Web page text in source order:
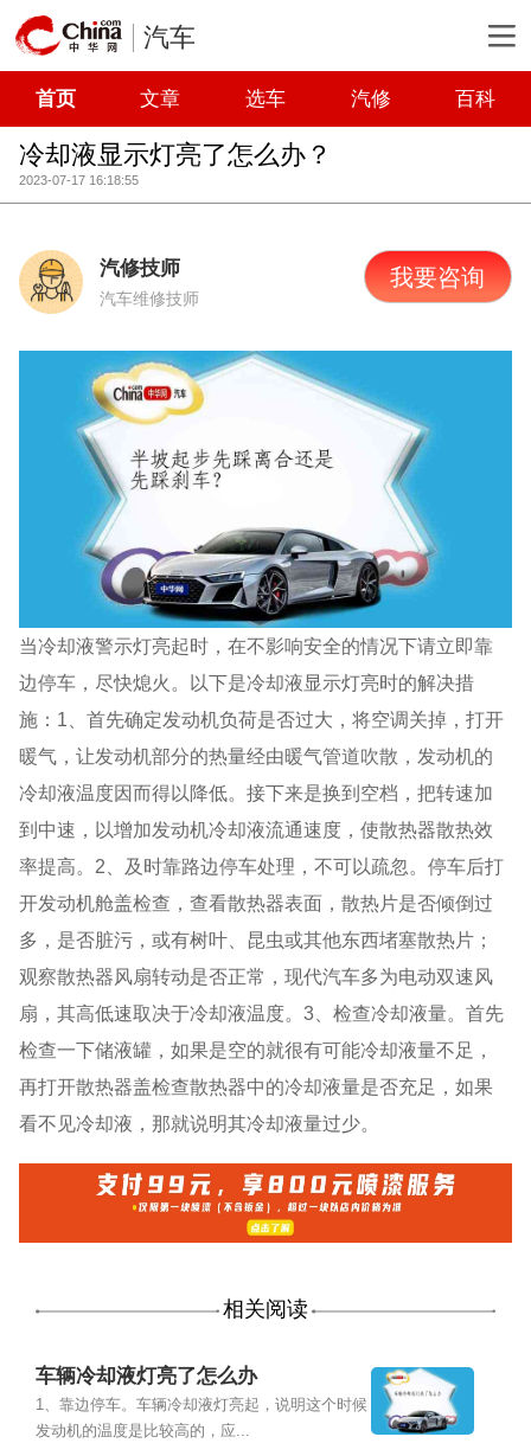
汽车
首页 文章 选车 汽修 百科
冷却液显示灯亮了怎么办？
2023-07-17 16:18:55
汽修技师
汽车维修技师
我要咨询
当冷却液警示灯亮起时，在不影响安全的情况下请立即靠
边停车，尽快熄火。以下是冷却液显示灯亮时的解决措
施：1、首先确定发动机负荷是否过大，将空调关掉，打开
暖气，让发动机部分的热量经由暖气管道吹散，发动机的
冷却液温度因而得以降低。接下来是换到空档，把转速加
到中速，以增加发动机冷却液流通速度，使散热器散热效
率提高。2、及时靠路边停车处理，不可以疏忽。停车后打
开发动机舱盖检查，查看散热器表面，散热片是否倾倒过
多，是否脏污，或有树叶、昆虫或其他东西堵塞散热片；
观察散热器风扇转动是否正常，现代汽车多为电动双速风
扇，其高低速取决于冷却液温度。3、检查冷却液量。首先
检查一下储液罐，如果是空的就很有可能冷却液量不足，
再打开散热器盖检查散热器中的冷却液量是否充足，如果
看不见冷却液，那就说明其冷却液量过少。
相关阅读
车辆冷却液灯亮了怎么办
1、靠边停车。车辆冷却液灯亮起，说明这个时候
发动机的温度是比较高的，应...